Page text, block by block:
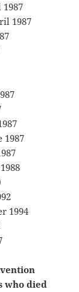
1987
1987
1994
who died